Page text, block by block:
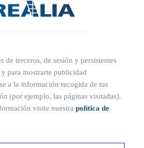
Más información
y las buenas conexiones con la ciudad de
de poder hacer planes sin invertir
además la zona también
y autobús, por tanto, perfecta localización
la movilidad sostenible o no disponen de
de terceros, de sesión y persistentes
para mostrarte publicidad
a la información recogida de tus
(por ejemplo, las páginas visitadas).
visite nuestra política de